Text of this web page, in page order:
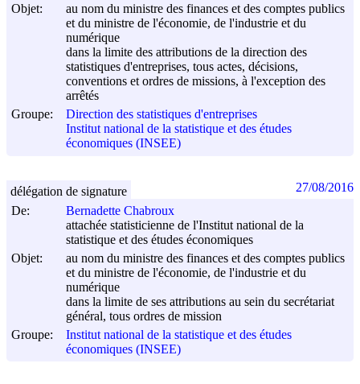
Objet:
au nom du ministre des finances et des comptes publics
et du ministre de l'économie, de l'industrie et du
numérique
dans la limite des attributions de la direction des
statistiques d'entreprises, tous actes, décisions,
conventions et ordres de missions, à l'exception des
arrêtés
Groupe:
Direction des statistiques d'entreprises
Institut national de la statistique et des études
économiques (INSEE)
De:
Bernadette Chabroux
attachée statisticienne de l'Institut national de la
statistique et des études économiques
Objet:
au nom du ministre des finances et des comptes publics
et du ministre de l'économie, de l'industrie et du
numérique
dans la limite de ses attributions au sein du secrétariat
général, tous ordres de mission
Groupe:
Institut national de la statistique et des études
économiques (INSEE)
délégation de signature 27/08/2016